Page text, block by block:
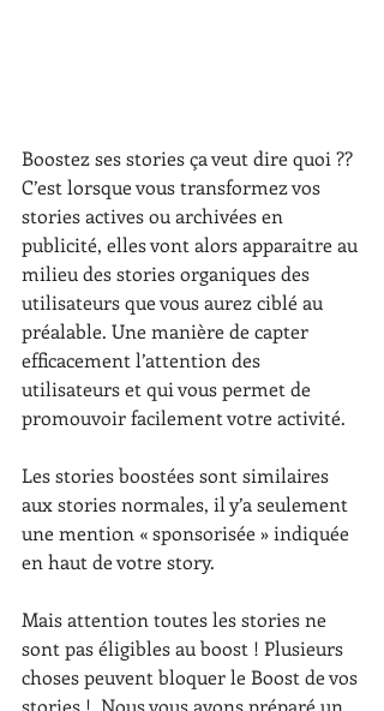
Boostez ses stories ça veut dire quoi ??
C’est lorsque vous transformez vos
stories actives ou archivées en
publicité, elles vont alors apparaitre au
milieu des stories organiques des
utilisateurs que vous aurez ciblé au
préalable. Une manière de capter
efficacement l’attention des
utilisateurs et qui vous permet de
promouvoir facilement votre activité.
Les stories boostées sont similaires
aux stories normales, il y’a seulement
une mention « sponsorisée » indiquée
en haut de votre story.
Mais attention toutes les stories ne
sont pas éligibles au boost ! Plusieurs
choses peuvent bloquer le Boost de vos
stories !  Nous vous avons préparé un